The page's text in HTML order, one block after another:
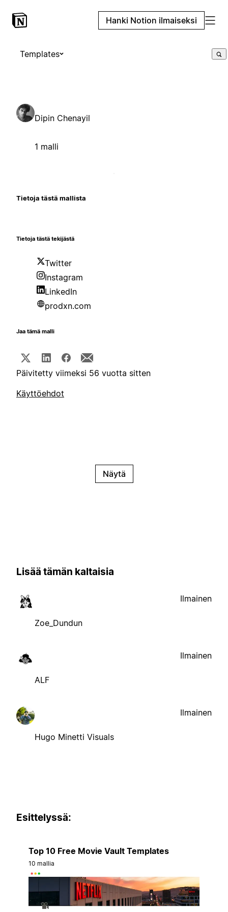
Hanki Notion ilmaiseksi
Templates
Dipin Chenayil
1 malli
Tietoja tästä mallista
Tietoja tästä tekijästä
Twitter
Instagram
LinkedIn
prodxn.com
Jaa tämä malli
Päivitetty viimeksi 56 vuotta sitten
Käyttöehdot
Näytä
Lisää tämän kaltaisia
Zoe_Dundun
Ilmainen
ALF
Ilmainen
Hugo Minetti Visuals
Ilmainen
Esittelyssä:
Top 10 Free Movie Vault Templates
10 mallia